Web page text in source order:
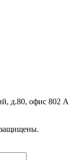
д.80, офис 802 А